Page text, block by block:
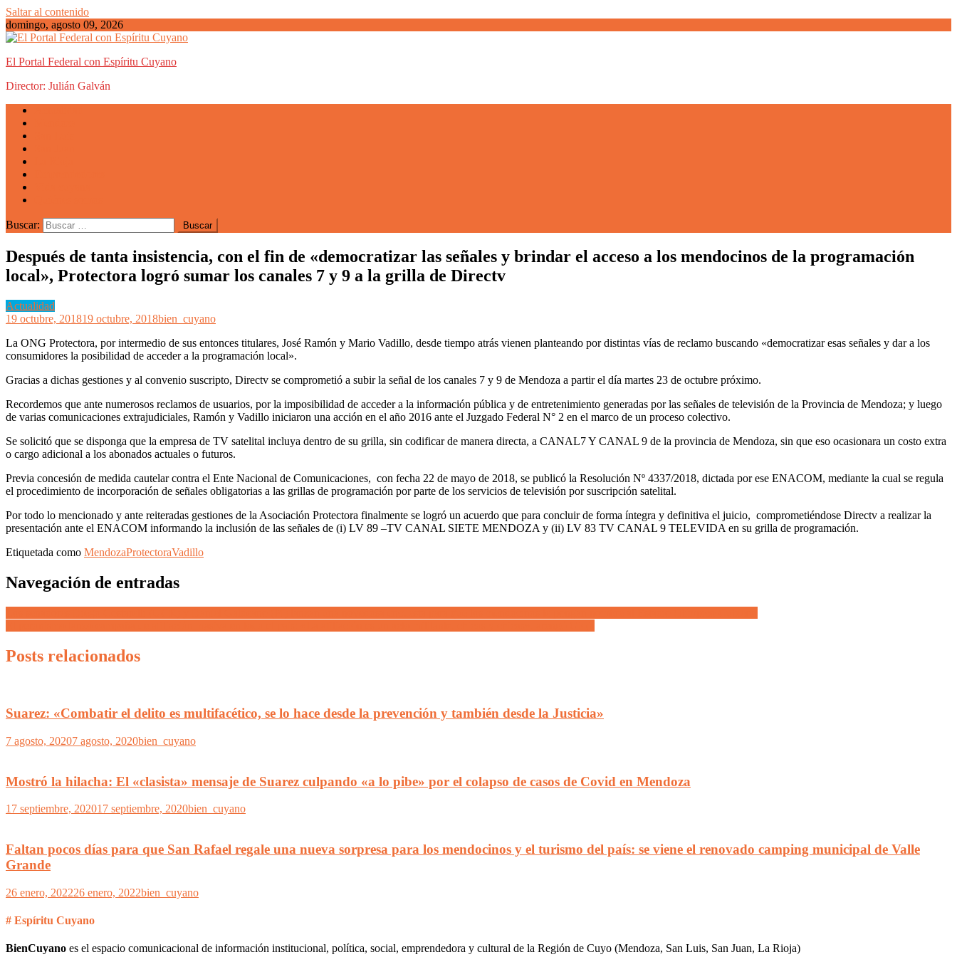
Saltar al contenido
domingo, agosto 09, 2026
El Portal Federal con Espíritu Cuyano
Director: Julián Galván
Buscar:
Después de tanta insistencia, con el fin de «democratizar las señales y brindar el acceso a los mendocinos de la programación
local», Protectora logró sumar los canales 7 y 9 a la grilla de Directv
Actualidad
19 octubre, 201819 octubre, 2018bien_cuyano
La ONG Protectora, por intermedio de sus entonces titulares, José Ramón y Mario Vadillo, desde tiempo atrás vienen planteando por distintas vías de reclamo buscando «democratizar esas señales y dar a los
consumidores la posibilidad de acceder a la programación local».
Gracias a dichas gestiones y al convenio suscripto, Directv se comprometió a subir la señal de los canales 7 y 9 de Mendoza a partir el día martes 23 de octubre próximo.
Recordemos que ante numerosos reclamos de usuarios, por la imposibilidad de acceder a la información pública y de entretenimiento generadas por las señales de televisión de la Provincia de Mendoza; y luego
de varias comunicaciones extrajudiciales, Ramón y Vadillo iniciaron una acción en el año 2016 ante el Juzgado Federal N° 2 en el marco de un proceso colectivo.
Se solicitó que se disponga que la empresa de TV satelital incluya dentro de su grilla, sin codificar de manera directa, a CANAL7 Y CANAL 9 de la provincia de Mendoza, sin que eso ocasionara un costo extra
o cargo adicional a los abonados actuales o futuros.
Previa concesión de medida cautelar contra el Ente Nacional de Comunicaciones, con fecha 22 de mayo de 2018, se publicó la Resolución Nº 4337/2018, dictada por ese ENACOM, mediante la cual se regula
el procedimiento de incorporación de señales obligatorias a las grillas de programación por parte de los servicios de televisión por suscripción satelital.
Por todo lo mencionado y ante reiteradas gestiones de la Asociación Protectora finalmente se logró un acuerdo que para concluir de forma íntegra y definitiva el juicio, comprometiéndose Directv a realizar la
presentación ante el ENACOM informando la inclusión de las señales de (i) LV 89 –TV CANAL SIETE MENDOZA y (ii) LV 83 TV CANAL 9 TELEVIDA en su grilla de programación.
Etiquetada como MendozaProtectoraVadillo
Navegación de entradas
Posts relacionados
Suarez: «Combatir el delito es multifacético, se lo hace desde la prevención y también desde la Justicia»
7 agosto, 20207 agosto, 2020bien_cuyano
Mostró la hilacha: El «clasista» mensaje de Suarez culpando «a lo pibe» por el colapso de casos de Covid en Mendoza
17 septiembre, 202017 septiembre, 2020bien_cuyano
Faltan pocos días para que San Rafael regale una nueva sorpresa para los mendocinos y el turismo del país: se viene el renovado camping municipal de Valle
Grande
26 enero, 202226 enero, 2022bien_cuyano
# Espíritu Cuyano
BienCuyano es el espacio comunicacional de información institucional, política, social, emprendedora y cultural de la Región de Cuyo (Mendoza, San Luis, San Juan, La Rioja)